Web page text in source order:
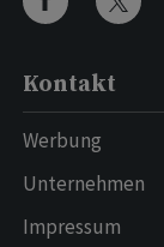
Kontakt
Werbung
Unternehmen
Impressum